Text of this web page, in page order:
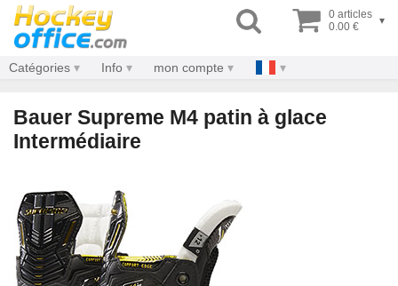
0 articles
0.00 €
▾
Catégories Info mon compte
Bauer Supreme M4 patin à glace
Intermédiaire